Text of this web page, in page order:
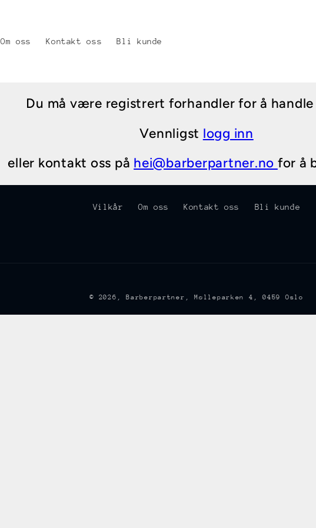
Om oss Kontakt oss Bli kunde
Du må være registrert forhandler for å handle
Vennligst logg inn
eller kontakt oss på hei@barberpartner.no for å
Vilkår Om oss Kontakt oss Bli kunde
© 2026,Barberpartner , Mølleparken 4, 0459 Oslo